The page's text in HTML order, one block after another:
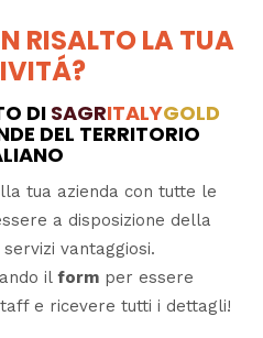
RISALTO LA TUA
DI SAGRITALYGOLD
DEL TERRITORIO
tua azienda con tutte le
a disposizione della
vantaggiosi.
il form per essere
e ricevere tutti i dettagli!